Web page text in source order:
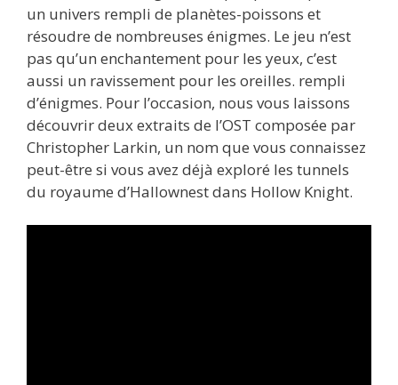
un univers rempli de planètes-poissons et
résoudre de nombreuses énigmes. Le jeu n’est
pas qu’un enchantement pour les yeux, c’est
aussi un ravissement pour les oreilles. rempli
d’énigmes. Pour l’occasion, nous vous laissons
découvrir deux extraits de l’OST composée par
Christopher Larkin, un nom que vous connaissez
peut-être si vous avez déjà exploré les tunnels
du royaume d’Hallownest dans Hollow Knight.